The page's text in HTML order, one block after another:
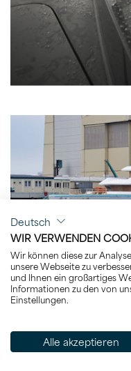
62-METRE
Deutsch
WIR VERWENDEN
Wir können diese zur
unsere Webseite zu
und Ihnen ein großartiges
Informationen zu den von
Einstellungen.
Alle akzeptieren